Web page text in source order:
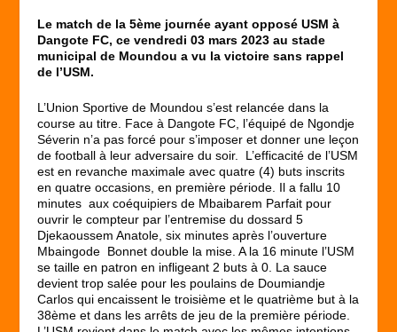
Le match de la 5ème journée ayant opposé USM à
Dangote FC, ce vendredi 03 mars 2023 au stade
municipal de Moundou a vu la victoire sans rappel
de l’USM.
L’Union Sportive de Moundou s’est relancée dans la
course au titre. Face à Dangote FC, l’équipé de Ngondje
Séverin n’a pas forcé pour s’imposer et donner une leçon
de football à leur adversaire du soir. L’efficacité de l’USM
est en revanche maximale avec quatre (4) buts inscrits
en quatre occasions, en première période. Il a fallu 10
minutes aux coéquipiers de Mbaibarem Parfait pour
ouvrir le compteur par l’entremise du dossard 5
Djekaoussem Anatole, six minutes après l’ouverture
Mbaingode Bonnet double la mise. A la 16 minute l’USM
se taille en patron en infligeant 2 buts à 0. La sauce
devient trop salée pour les poulains de Doumiandje
Carlos qui encaissent le troisième et le quatrième but à la
38ème et dans les arrêts de jeu de la première période.